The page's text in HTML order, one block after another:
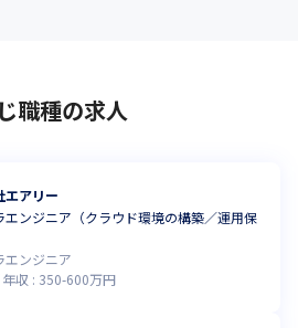
職種の求人
エアリー
エンジニア（クラウド環境の構築／運用保
エンジニア
年収 : 350-600万円